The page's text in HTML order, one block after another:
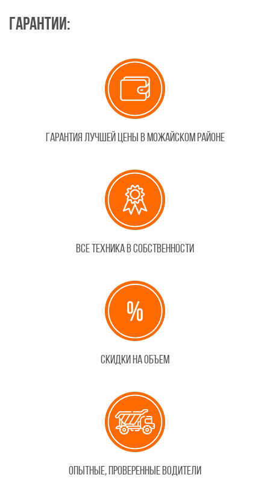
Гарантии:
Гарантия лучшей цены в Можайском районе
Все техника в собственности
Скидки на объем
Опытные, проверенные водители